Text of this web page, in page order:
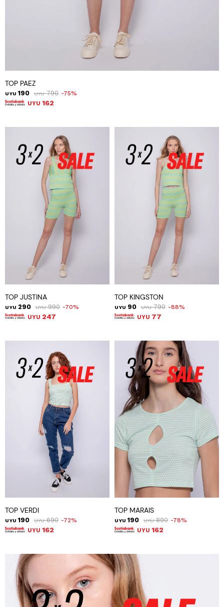
TOP PAEZ
UYU 190 UYU 790 75
UYU 162
TOP JUSTINA
UYU 290 UYU 990 70
UYU 247
TOP KINGSTON
UYU 90 UYU 790 88
UYU 77
TOP VERDI
UYU 190 UYU 690 72
UYU 162
TOP MARAIS
UYU 190 UYU 890 78
UYU 162